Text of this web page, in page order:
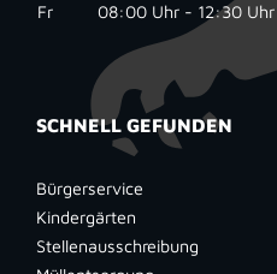
Fr
08:00 Uhr - 12:30 Uhr
SCHNELL GEFUNDEN
Bürgerservice
Kindergärten
Stellenausschreibung